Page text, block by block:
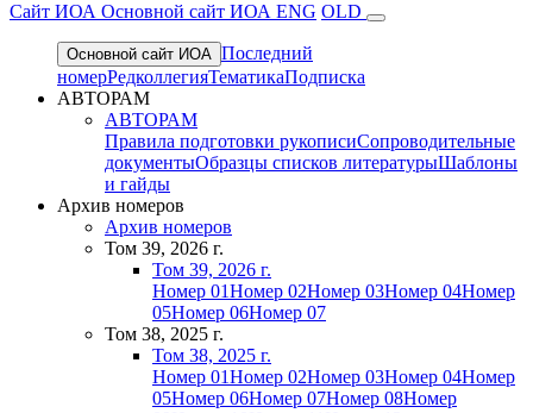
Cайт ИОА Основной сайт ИОА ENG OLD
Основной сайт ИОА Последний
номерРедколлегияТематикаПодписка
АВТОРАМ
АВТОРАМ
Правила подготовки рукописиСопроводительные
документыОбразцы списков литературыШаблоны
и гайды
Архив номеров
Архив номеров
Том 39, 2026 г.
Том 39, 2026 г.
Номер 01Номер 02Номер 03Номер 04Номер
05Номер 06Номер 07
Том 38, 2025 г.
Том 38, 2025 г.
Номер 01Номер 02Номер 03Номер 04Номер
05Номер 06Номер 07Номер 08Номер